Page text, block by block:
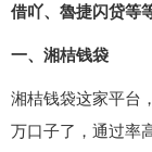
借吖、魯捷闪贷等
一、湘桔钱袋
湘桔钱袋这家平台
万口子了，通过率